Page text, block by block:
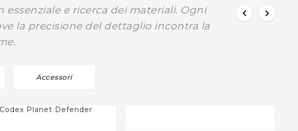
e ricerca dei materiali. Ogni
la precisione del dettaglio incontra la
 
Accessori